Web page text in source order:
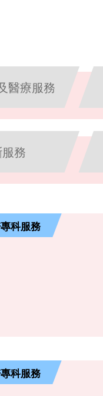
醫療服務
務
科服務
科服務